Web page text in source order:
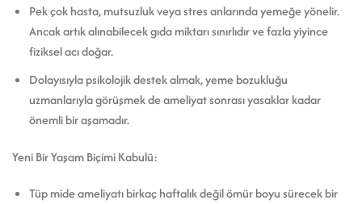
Pek çok hasta, mutsuzluk veya stres anlarında yemeğe yönelir.
Ancak artık alınabilecek gıda miktarı sınırlıdır ve fazla yiyince
fiziksel acı doğar.
Dolayısıyla psikolojik destek almak, yeme bozukluğu
uzmanlarıyla görüşmek de ameliyat sonrası yasaklar kadar
önemli bir aşamadır.
Yeni Bir Yaşam Biçimi Kabulü:
Tüp mide ameliyatı birkaç haftalık değil ömür boyu sürecek bir